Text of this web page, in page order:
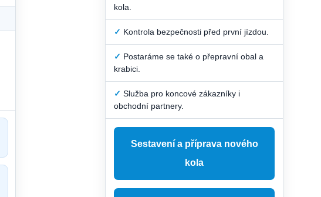
kola.
✓ Kontrola bezpečnosti před první jízdou.
✓ Postaráme se také o přepravní obal a
krabici.
✓ Služba pro koncové zákazníky i
obchodní partnery.
Sestavení a příprava nového
kola